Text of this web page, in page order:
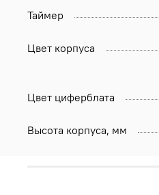
Таймер
Цвет корпуса
Цвет циферблата
Высота корпуса, мм